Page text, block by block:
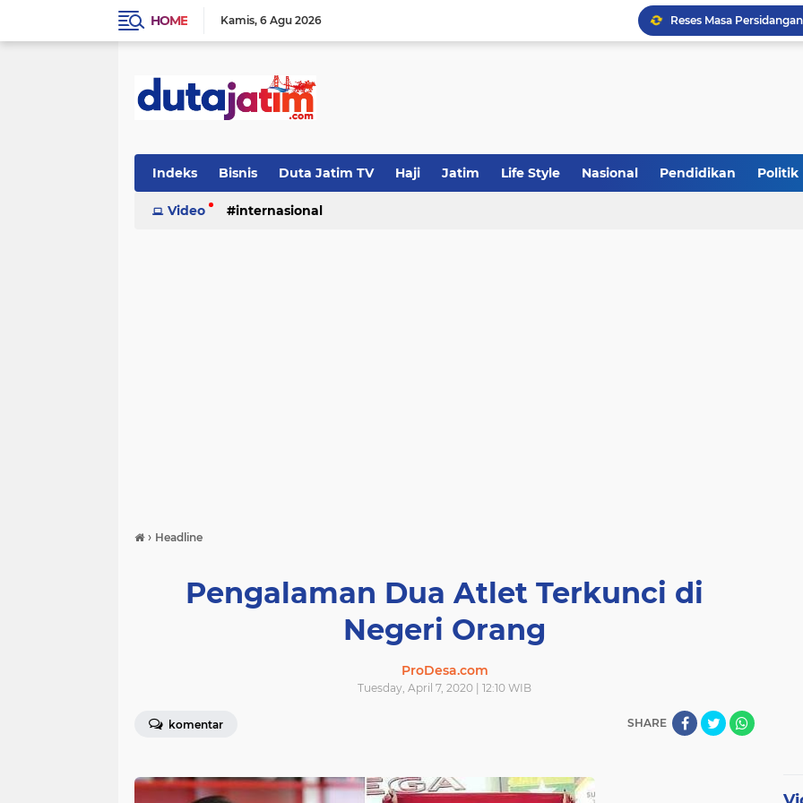
HOME Kamis 6 Agu 2026
Tabrak Lari di
Sinergi Fiskal Moneter:
Indeks Bisnis Duta Jatim TV Haji Jatim Life Style Nasional Pendidikan Politik
Video internasional
› Headline
Pengalaman Dua Atlet Terkunci di
Negeri Orang
ProDesa.com
Tuesday, April 7, 2020 | 12:10 WIB
komentar SHARE